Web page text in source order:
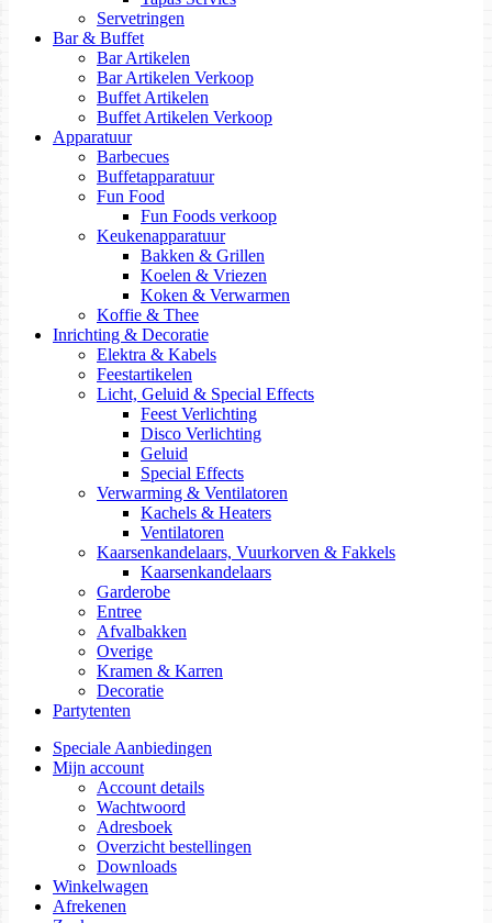
Servetringen
Bar & Buffet
Bar Artikelen
Bar Artikelen Verkoop
Buffet Artikelen
Buffet Artikelen Verkoop
Apparatuur
Barbecues
Buffetapparatuur
Fun Food
Fun Foods verkoop
Keukenapparatuur
Bakken & Grillen
Koelen & Vriezen
Koken & Verwarmen
Koffie & Thee
Inrichting & Decoratie
Elektra & Kabels
Feestartikelen
Licht, Geluid & Special Effects
Feest Verlichting
Disco Verlichting
Geluid
Special Effects
Verwarming & Ventilatoren
Kachels & Heaters
Ventilatoren
Kaarsenkandelaars, Vuurkorven & Fakkels
Kaarsenkandelaars
Garderobe
Entree
Afvalbakken
Overige
Kramen & Karren
Decoratie
Partytenten
Speciale Aanbiedingen
Mijn account
Account details
Wachtwoord
Adresboek
Overzicht bestellingen
Downloads
Winkelwagen
Afrekenen